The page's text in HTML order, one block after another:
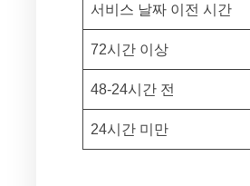
서비스 날짜 이전 시간
72시간 이상
48-24시간 전
24시간 미만